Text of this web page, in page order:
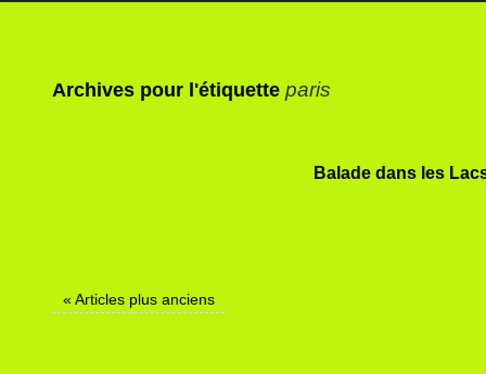
Archives pour l'étiquette paris
Balade dans les
« Articles plus anciens